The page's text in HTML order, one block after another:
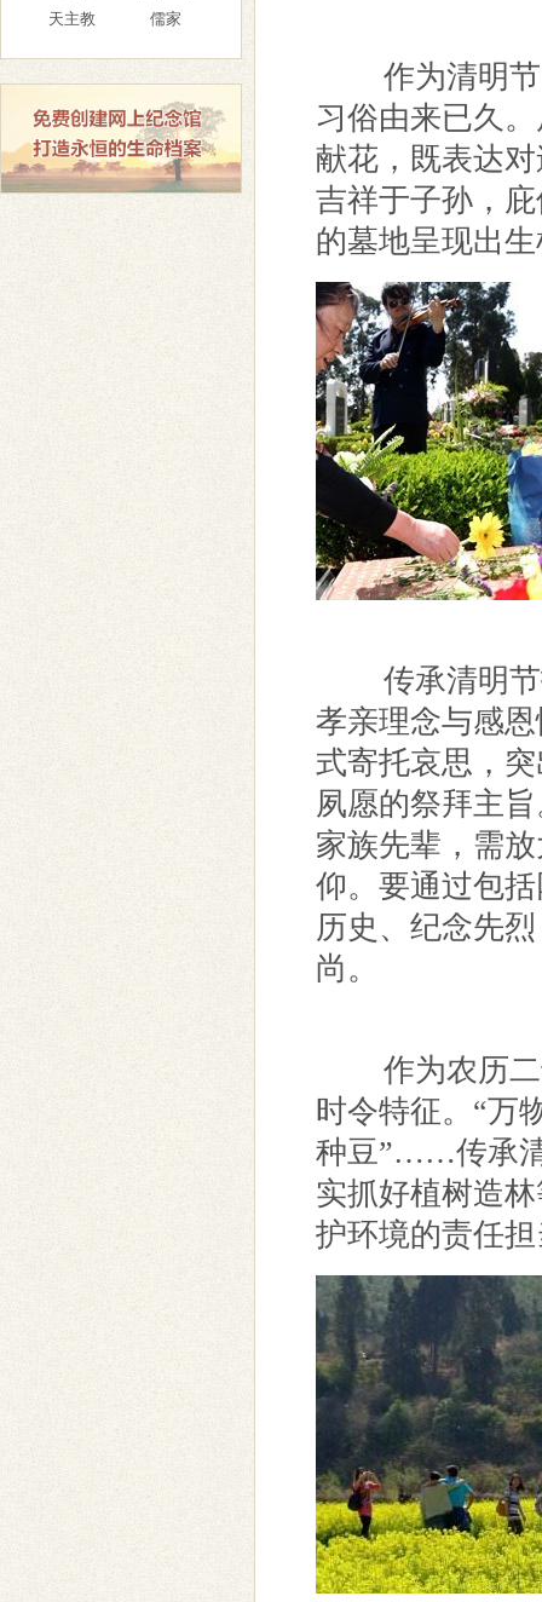
天主教
儒家
作为清明节
习俗由来已久
献花，既表达
吉祥于子孙，
的墓地呈现出
传承清明节
孝亲理念与感
式寄托哀思，
夙愿的祭拜主
家族先辈，需
仰。要通过包
历史、纪念先
尚。
作为农历二
时令特征。“万
种豆”……传承清
实抓好植树造
护环境的责任